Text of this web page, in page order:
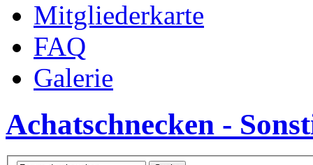
Mitgliederkarte
FAQ
Galerie
Achatschnecken -